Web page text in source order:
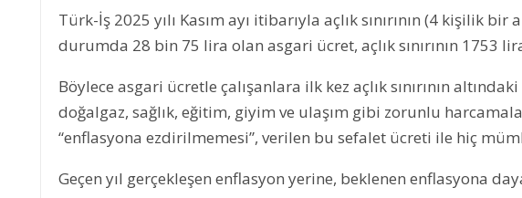
Türk-İş 2025 yılı Kasım ayı itibarıyla açlık sınırının (4 kişilik
durumda 28 bin 75 lira olan asgari ücret, açlık sınırının 1753
Böylece asgari ücretle çalışanlara ilk kez açlık sınırının
doğalgaz, sağlık, eğitim, giyim ve ulaşım gibi zorunlu
“enflasyona ezdirilmemesi”, verilen bu sefalet ücreti ile hiç
Geçen yıl gerçekleşen enflasyon yerine, beklenen enflasyona